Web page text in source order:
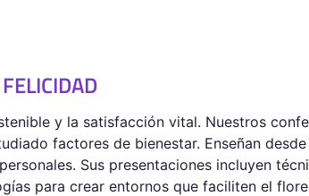
y la satisfacción vital. Nuestros
factores de bienestar. Enseñan
Sus presentaciones incluyen
para crear entornos que faciliten el